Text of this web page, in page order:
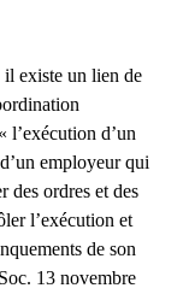
l’exécution d’un
employeur qui
des ordres et des
l’exécution et
de son
13 novembre